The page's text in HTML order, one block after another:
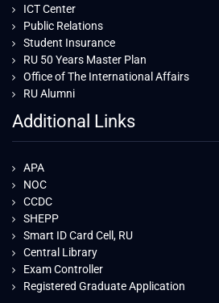
ICT Center
Public Relations
Student Insurance
RU 50 Years Master Plan
Office of The International Affairs
RU Alumni
Additional Links
APA
NOC
CCDC
SHEPP
Smart ID Card Cell, RU
Central Library
Exam Controller
Registered Graduate Application